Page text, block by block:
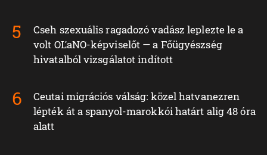
Cseh szexuális ragadozó vadász leplezte le a
volt OĽaNO-képviselőt — a Főügyészség
hivatalból vizsgálatot indított
Ceutai migrációs válság: közel hatvanezren
lépték át a spanyol-marokkói határt alig 48 óra
alatt